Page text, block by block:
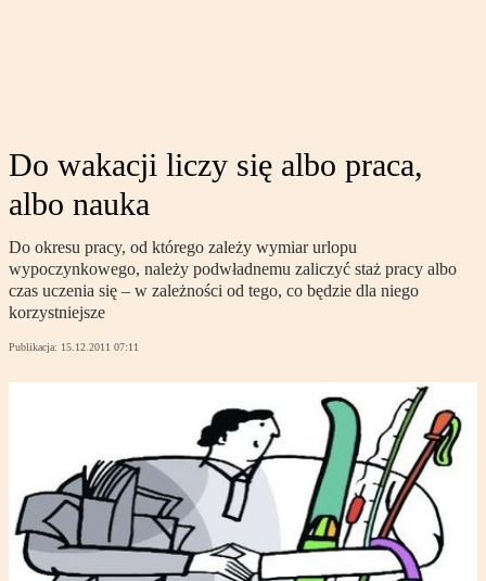
Do wakacji liczy się albo praca,
albo nauka
Do okresu pracy, od którego zależy wymiar urlopu
wypoczynkowego, należy podwładnemu zaliczyć staż pracy albo
czas uczenia się – w zależności od tego, co będzie dla niego
korzystniejsze
Publikacja: 15.12.2011 07:11